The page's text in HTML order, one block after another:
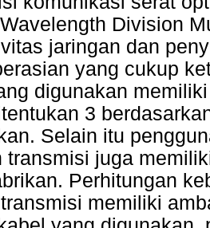
Division
jaringan dan
yang cukup
digunakan
3
Selain itu
transmisi juga
Perhitungan
memiliki